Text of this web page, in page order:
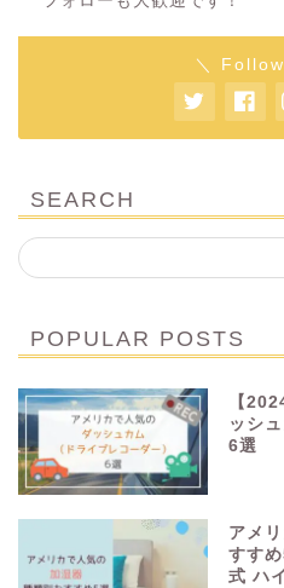
＼
SEARCH
POPULAR POSTS
【
ッシ
6選
アメ
すす
式 ハ